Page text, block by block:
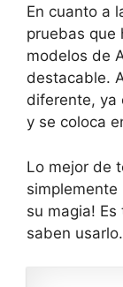
En cuanto a
pruebas que
modelos de
destacable.
diferente, ya
y se coloca
Lo mejor de
simplemente
su magia!
saben usarlo.